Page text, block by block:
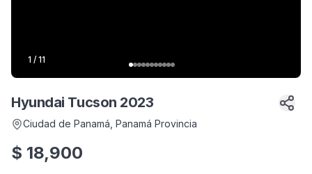
1 / 11
Hyundai Tucson 2023
Ciudad de Panamá , Panamá Provincia
$ 18,900